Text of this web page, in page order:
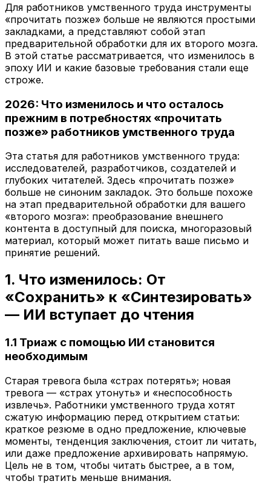
Для работников умственного труда инструменты
«прочитать позже» больше не являются простыми
закладками, а представляют собой этап
предварительной обработки для их второго мозга.
В этой статье рассматривается, что изменилось в
эпоху ИИ и какие базовые требования стали еще
строже.
2026: Что изменилось и что осталось
прежним в потребностях «прочитать
позже» работников умственного труда
Эта статья для работников умственного труда:
исследователей, разработчиков, создателей и
глубоких читателей. Здесь «прочитать позже»
больше не синоним закладок. Это больше похоже
на этап предварительной обработки для вашего
«второго мозга»: преобразование внешнего
контента в доступный для поиска, многоразовый
материал, который может питать ваше письмо и
принятие решений.
1. Что изменилось: От
«Сохранить» к «Синтезировать»
— ИИ вступает до чтения
1.1 Триаж с помощью ИИ становится
необходимым
Старая тревога была «страх потерять»; новая
тревога — «страх утонуть» и «неспособность
извлечь». Работники умственного труда хотят
сжатую информацию перед открытием статьи:
краткое резюме в одно предложение, ключевые
моменты, тенденция заключения, стоит ли читать,
или даже предложение архивировать напрямую.
Цель не в том, чтобы читать быстрее, а в том,
чтобы тратить меньше внимания.